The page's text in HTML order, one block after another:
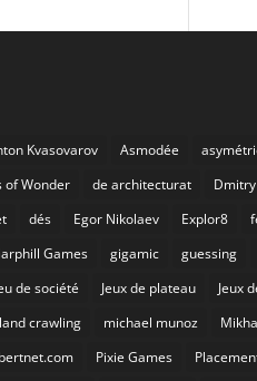
Kvasovarov Asmodée
of Wonder de architecturat
dés Egor Nikolaev Explor8
Games gigamic guessing
de société Jeux de plateau Jeux
land crawling michael munoz
Pixie Games